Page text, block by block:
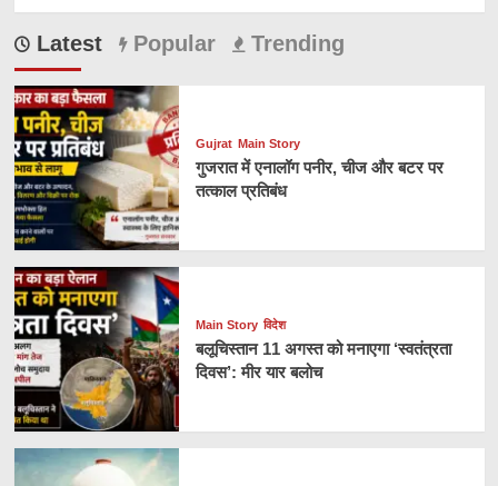
Latest Popular Trending
Gujrat Main Story
गुजरात में एनालॉग पनीर, चीज और बटर पर
तत्काल प्रतिबंध
Main Story विदेश
बलूचिस्तान 11 अगस्त को मनाएगा ‘स्वतंत्रता
दिवस’: मीर यार बलोच